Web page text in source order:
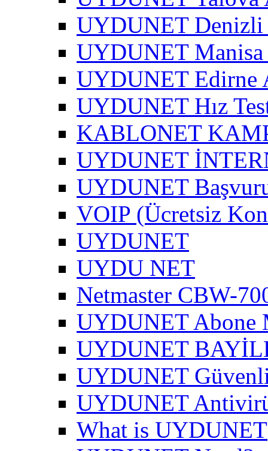
UYDUNET
UYDUNET
UYDUNET Edirne
UYDUNET Hız
KABLONET
UYDUNET
UYDUNET
VOIP (Ücretsiz
UYDUNET
UYDU NET
Netmaster CBW-
UYDUNET Abone
UYDUNET
UYDUNET
UYDUNET
What is UYDUNET